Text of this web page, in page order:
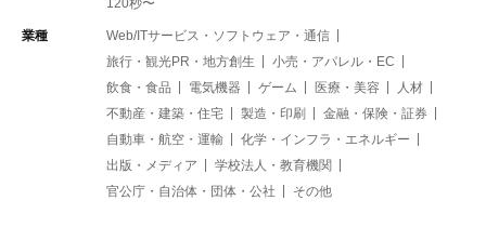
120秒〜
業種
Web/ITサービス・ソフトウェア・通信
旅行・観光PR・地方創生
小売・アパレル・EC
飲食・食品
電気機器 ゲーム 医療・美容
人材
不動産・建築・住宅
製造・印刷
金融・保険・証券
自動車・航空・運輸
化学・インフラ・エネルギー
出版・メディア
学校法人・教育機関
官公庁・自治体・団体・公社
その他